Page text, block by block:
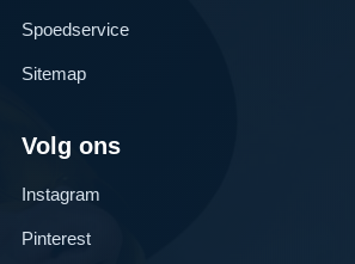
Spoedservice
Sitemap
Volg ons
Instagram
Pinterest